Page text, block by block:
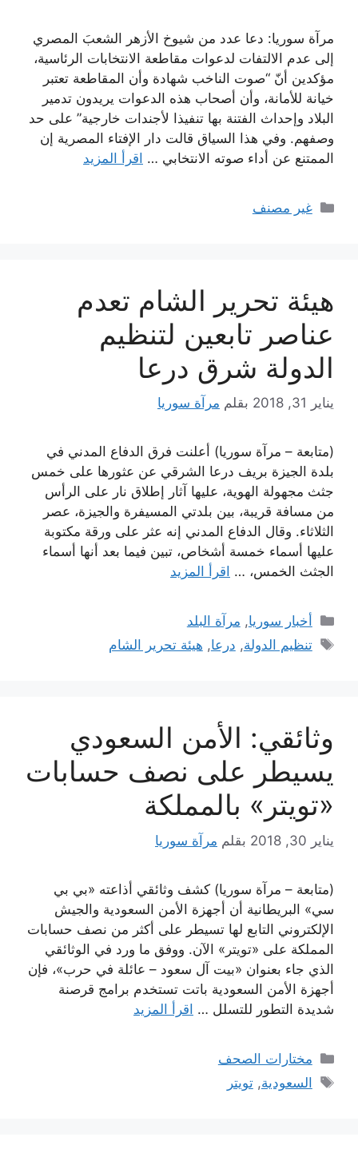
مرآة سوريا: دعا عدد من شيوخ الأزهر الشعبَ المصري
إلى عدم الالتفات لدعوات مقاطعة الانتخابات الرئاسية،
مؤكدين أنّ “صوت الناخب شهادة وأن المقاطعة تعتبر
خيانة للأمانة، وأن أصحاب هذه الدعوات يريدون تدمير
البلاد وإحداث الفتنة بها تنفيذا لأجندات خارجية” على حد
وصفهم. وفي هذا السياق قالت دار الإفتاء المصرية إن
الممتنع عن أداء صوته الانتخابي … اقرأ المزيد
التصنيفات
غير مصنف
هيئة تحرير الشام تعدم
عناصر تابعين لتنظيم
الدولة شرق درعا
يناير 31, 2018 بقلم مرآة سوريا
(متابعة – مرآة سوريا) أعلنت فرق الدفاع المدني في
بلدة الجيزة بريف درعا الشرقي عن عثورها على خمس
جثث مجهولة الهوية، عليها آثار إطلاق نار على الرأس
من مسافة قريبة، بين بلدتي المسيفرة والجيزة، عصر
الثلاثاء. وقال الدفاع المدني إنه عثر على ورقة مكتوبة
عليها أسماء خمسة أشخاص، تبين فيما بعد أنها أسماء
الجثث الخمس، … اقرأ المزيد
التصنيفات
أخبار سوريا, مرآة البلد
الوسوم
تنظيم الدولة, درعا, هيئة تحرير الشام
وثائقي: الأمن السعودي
يسيطر على نصف حسابات
«تويتر» بالمملكة
يناير 30, 2018 بقلم مرآة سوريا
(متابعة – مرآة سوريا) كشف وثائقي أذاعته «بي بي
سي» البريطانية أن أجهزة الأمن السعودية والجيش
الإلكتروني التابع لها تسيطر على أكثر من نصف حسابات
المملكة على «تويتر» الآن. ووفق ما ورد في الوثائقي
الذي جاء بعنوان «بيت آل سعود – عائلة في حرب»، فإن
أجهزة الأمن السعودية باتت تستخدم برامج قرصنة
شديدة التطور للتسلل … اقرأ المزيد
التصنيفات
مختارات الصحف
الوسوم
السعودية,تويتر